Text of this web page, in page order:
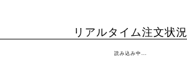
リアルタイム注文状況
読み込み中...